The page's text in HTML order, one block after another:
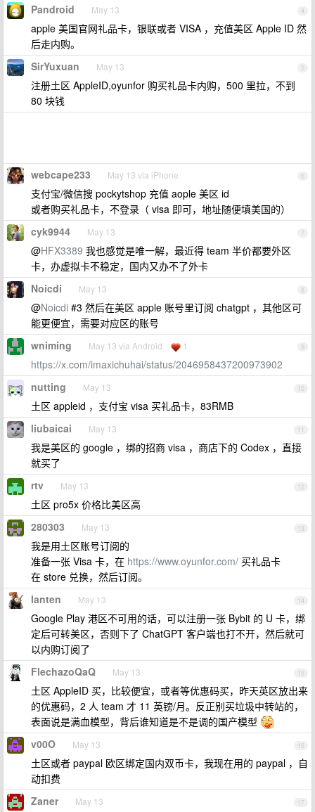
4
Pandroid May 13
apple 美国官网礼品卡，银联或者 VISA ，充值美区 Apple ID 然
后走内购。
5
SirYuxuan May 13
注册土区 AppleID,oyunfor 购买礼品卡内购，500 里拉，不到
80 块钱
6
webcape233 May 13 via iPhone
支付宝/微信搜 pockytshop 充值 aople 美区 id
或者购买礼品卡，不登录（ visa 即可，地址随便填美国的）
7
cyk9944 May 13
@HFX3389 我也感觉是唯一解，最近得 team 半价都要外区
卡，办虚拟卡不稳定，国内又办不了外卡
8
Noicdi May 13
@Noicdi #3 然后在美区 apple 账号里订阅 chatgpt ，其他区可
能更便宜，需要对应区的账号
9
wniming May 13 via Android 1
https://x.com/imaxichuhai/status/2046958437200973902
10
nutting May 13
土区 appleid ，支付宝 visa 买礼品卡，83RMB
11
liubaicai May 13
我是美区的 google ，绑的招商 visa ，商店下的 Codex ，直接
就买了
12
rtv May 13
土区 pro5x 价格比美区高
13
280303 May 13
我是用土区账号订阅的
准备一张 Visa 卡，在 https://www.oyunfor.com/ 买礼品卡
在 store 兑换，然后订阅。
14
lanten May 13
Google Play 港区不可用的话，可以注册一张 Bybit 的 U 卡，绑
定后可转美区，否则下了 ChatGPT 客户端也打不开，然后就可
以内购订阅了
15
FlechazoQaQ May 13
土区 AppleID 买，比较便宜，或者等优惠码买，昨天英区放出来
的优惠码，2 人 team 才 11 英镑/月。反正别买垃圾中转站的，
表面说是满血模型，背后谁知道是不是调的国产模型
16
v00O May 13
土区或者 paypal 欧区绑定国内双币卡，我现在用的 paypal ，自
动扣费
17
Zaner May 13